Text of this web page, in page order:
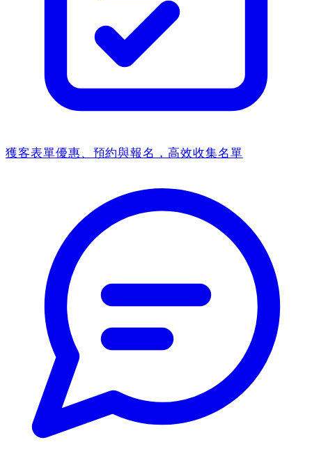
獲客表單優惠、預約與報名，高效收集名單